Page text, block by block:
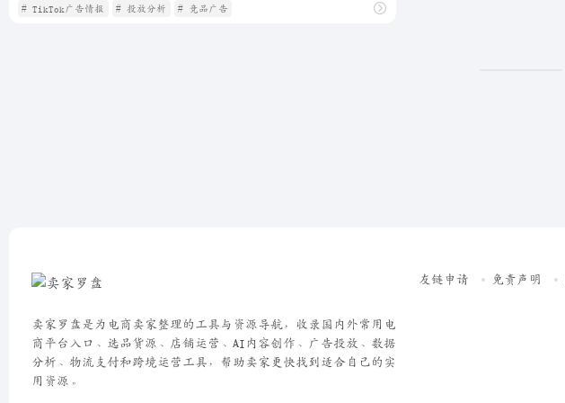
# TikTok广告情报 # 投放分析 # 竞品广告
卖家罗盘是为电商卖家整理的工具与资源导航，收录国内外常用电
商平台入口、选品货源、店铺运营、AI内容创作、广告投放、数据
分析、物流支付和跨境运营工具，帮助卖家更快找到适合自己的实
用资源。
友链申请 免责声明